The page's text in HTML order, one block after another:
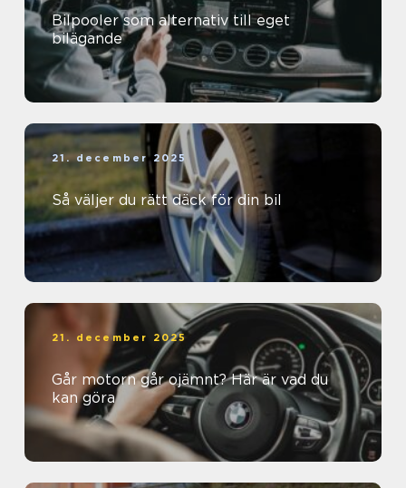
Bilpooler som alternativ till eget
bilägande
21. december 2025
Så väljer du rätt däck för din bil
21. december 2025
Går motorn går ojämnt? Här är vad du
kan göra